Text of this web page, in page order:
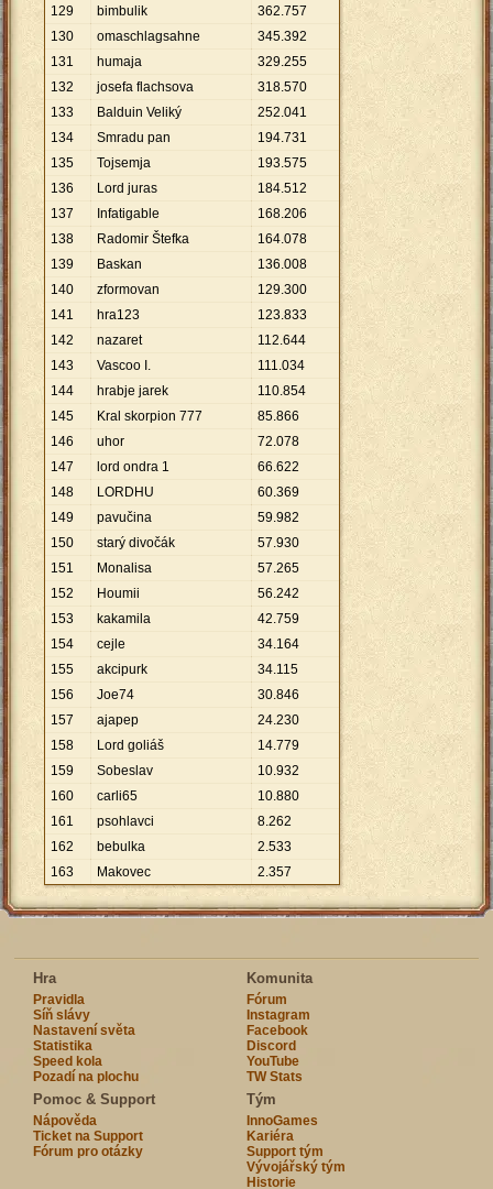
129
bimbulik 362.757
130
omaschlagsahne 345.392
131
humaja 329.255
132
josefa flachsova 318.570
133
Balduin Veliký 252.041
134
Smradu pan 194.731
135
Tojsemja 193.575
136
Lord juras 184.512
137
Infatigable 168.206
138
Radomir Štefka 164.078
139
Baskan 136.008
140
zformovan 129.300
141
hra123 123.833
142
nazaret 112.644
143
Vascoo I. 111.034
144
hrabje jarek 110.854
145
Kral skorpion 777 85.866
146
uhor 72.078
147
lord ondra 1 66.622
148
LORDHU 60.369
149
pavučina 59.982
150
starý divočák 57.930
151
Monalisa 57.265
152
Houmii 56.242
153
kakamila 42.759
154
cejle 34.164
155
akcipurk 34.115
156
Joe74 30.846
157
ajapep 24.230
158
Lord goliáš 14.779
159
Sobeslav 10.932
160
carli65 10.880
161
psohlavci 8.262
162
bebulka 2.533
163
Makovec 2.357
Hra
Pravidla
Síň slávy
Nastavení světa
Statistika
Speed kola
Pozadí na plochu
Komunita
Fórum
Instagram
Facebook
Discord
YouTube
TW Stats
Pomoc & Support
Nápověda
Ticket na Support
Fórum pro otázky
Tým
InnoGames
Kariéra
Support tým
Vývojářský tým
Historie